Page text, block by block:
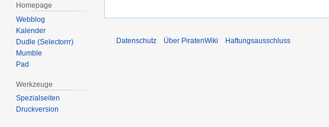
Homepage
Webblog
Kalender
Dudle (Selectorrr)
Mumble
Pad
Werkzeuge
Spezialseiten
Druckversion
Datenschutz Über PiratenWiki Haftungsausschluss